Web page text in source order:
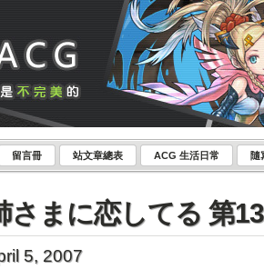
留言冊 站文章總表 ACG 生活日常 隨
さまに恋してる 第
5, 2007